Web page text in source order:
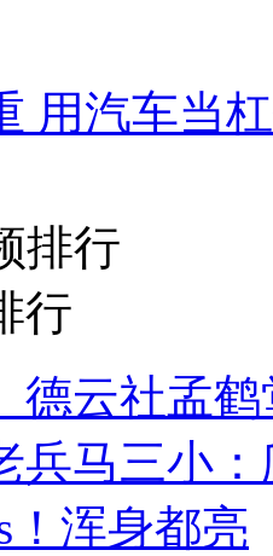
用汽车当
排行
行
德云社孟
兵马三小
！浑身都亮